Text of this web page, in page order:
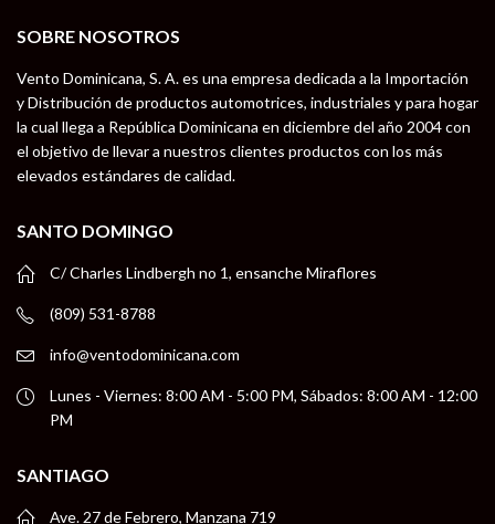
SOBRE NOSOTROS
Vento Dominicana, S. A. es una empresa dedicada a la Importación
y Distribución de productos automotrices, industriales y para hogar
la cual llega a República Dominicana en diciembre del año 2004 con
el objetivo de llevar a nuestros clientes productos con los más
elevados estándares de calidad.
SANTO DOMINGO
C/ Charles Lindbergh no 1, ensanche Miraflores
(809) 531-8788
info@ventodominicana.com
Lunes - Viernes: 8:00 AM - 5:00 PM, Sábados: 8:00 AM - 12:00
PM
SANTIAGO
Ave. 27 de Febrero, Manzana 719